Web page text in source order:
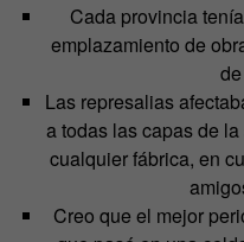
Cada provincia
emplazamiento de
Las represalias
a todas las capas de
cualquier fábrica, en
Creo que el mejor